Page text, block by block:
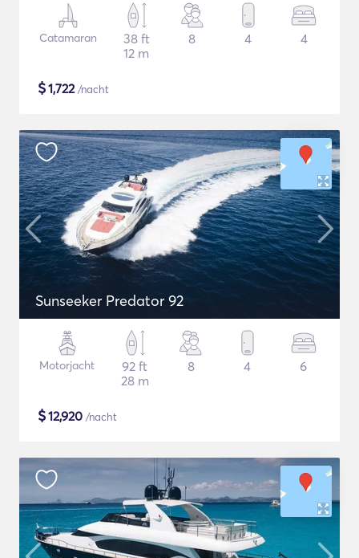
Catamaran
38 ft
12 m
8 4 4
$1,722/nacht
Sunseeker Predator 92
Motorjacht
92 ft
28 m
8 4 6
$12,920 /nacht